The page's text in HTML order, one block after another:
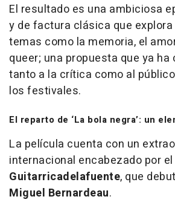
El resultado es una ambiciosa
y de factura clásica que
temas como la memoria, el
queer; una propuesta que ya
tanto a la crítica como al
los festivales.
El reparto de ‘La bola negra’: un
La película cuenta con un
internacional encabezado por
Guitarricadelafuente, que
Miguel Bernardeau.